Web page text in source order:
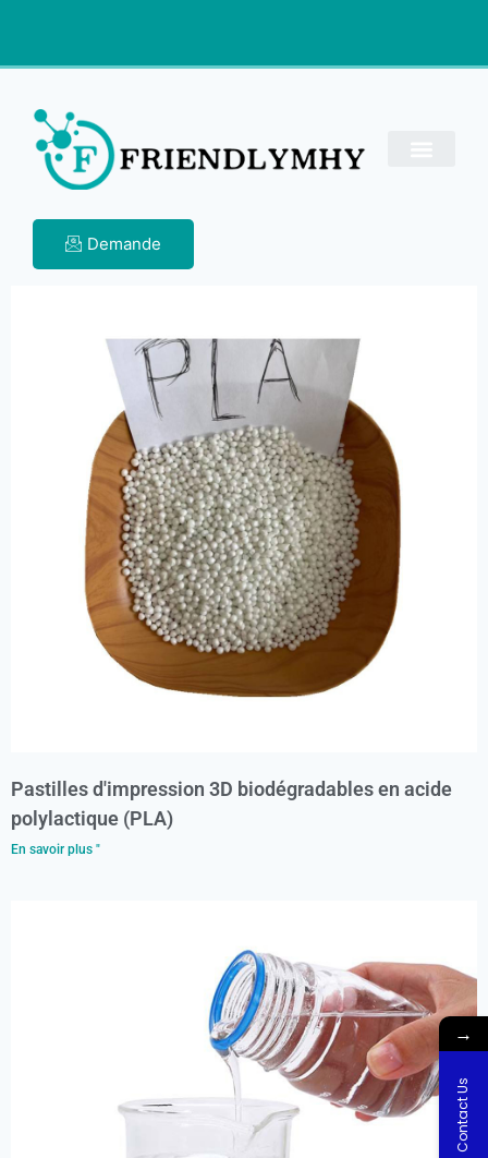
Demande
Matériau
biodégradable
Pastilles d'impression 3D biodégradables en acide
polylactique (PLA)
En savoir plus "
→
Contact Us